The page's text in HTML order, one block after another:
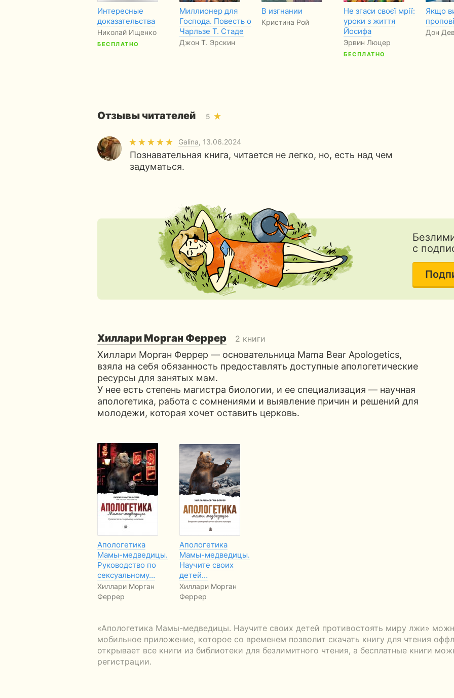
Интересные
доказательства
Николай Ищенко
БЕСПЛАТНО
Миллионер для
Господа. Повесть о
Чарльзе Т. Стаде
Джон Т. Эрскин
В изгнании
Кристина Рой
Не згаси своєї мрії:
уроки з життя
Йосифа
Эрвин Люцер
БЕСПЛАТНО
Якщо
Дон
Отзывы читателей 5
Galina, 13.06.2024
Познавательная книга, читается не легко, но, есть над чем
задуматься.
с
Хиллари Морган Феррер 2 книги
Хиллари Морган Феррер — основательница Mama Bear Apologetics,
взяла на себя обязанность предоставлять доступные апологетические
ресурсы для занятых мам.
У нее есть степень магистра биологии, и ее специализация — научная
апологетика, работа с сомнениями и выявление причин и решений для
молодежи, которая хочет оставить церковь.
Апологетика
Мамы-медведицы.
Руководство по
сексуальному…
Хиллари Морган
Феррер
Апологетика
Мамы-медведицы.
Научите своих
детей…
Хиллари Морган
Феррер
«Апологетика Мамы-медведицы. Научите своих детей противостоять миру лжи»
мобильное приложение, которое со временем позволит скачать книгу для чтения
открывает все книги из библиотеки для безлимитного чтения, а бесплатные книги
регистрации.